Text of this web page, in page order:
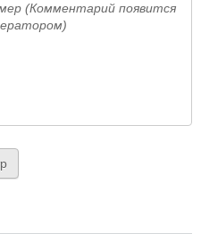
(Комментарий появится